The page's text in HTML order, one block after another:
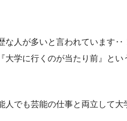
な人が多いと言われています‥
大学に行くのが当たり前』と
人でも芸能の仕事と両立して